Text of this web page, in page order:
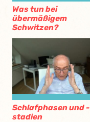
Was tun bei
übermäßigem
Schwitzen?
Schlafphasen und -
stadien